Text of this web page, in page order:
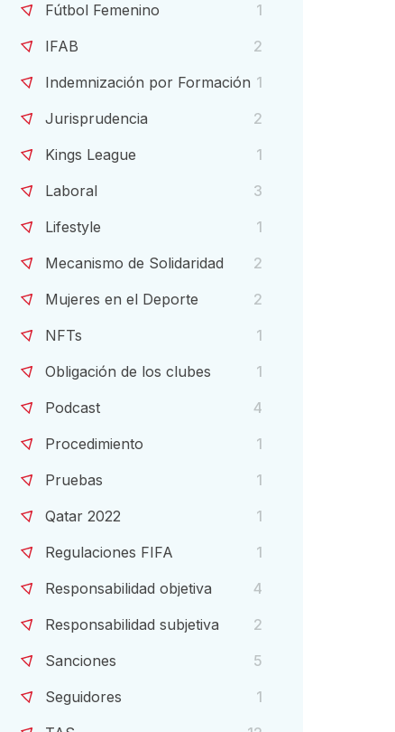
Fútbol Femenino
1
IFAB
2
Indemnización por Formación 1
Jurisprudencia
2
Kings League
1
Laboral
3
Lifestyle
1
Mecanismo de Solidaridad
2
Mujeres en el Deporte
2
NFTs
1
Obligación de los clubes
1
Podcast
4
Procedimiento
1
Pruebas
1
Qatar 2022
1
Regulaciones FIFA
1
Responsabilidad objetiva
4
Responsabilidad subjetiva
2
Sanciones
5
Seguidores
1